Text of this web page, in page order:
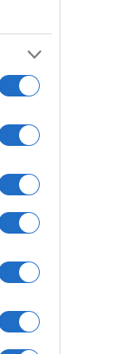
week van de
5 Ethereum steelt
stijging terwijl